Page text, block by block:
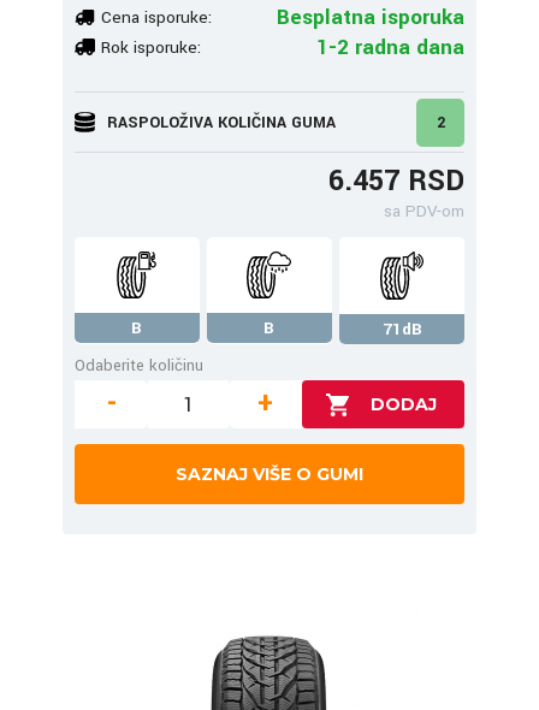
Cena isporuke: Besplatna isporuka
Rok isporuke: 1-2 radna dana
RASPOLOŽIVA KOLIČINA GUMA 2
6.457 RSD
sa PDV-om
B B
71dB
Odaberite količinu
- +
SAZNAJ VIŠE O GUMI